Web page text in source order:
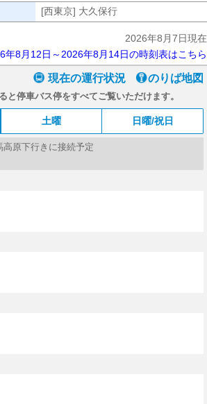
[西東京] 大久保行
2026年8月7日現在
年8月12日～2026年8月14日の時刻表はこちら
現在の運行状況 のりば地図
と停車バス停をすべてご覧いただけます。
土曜 日曜/祝日
で陣馬高原下行きに接続予定